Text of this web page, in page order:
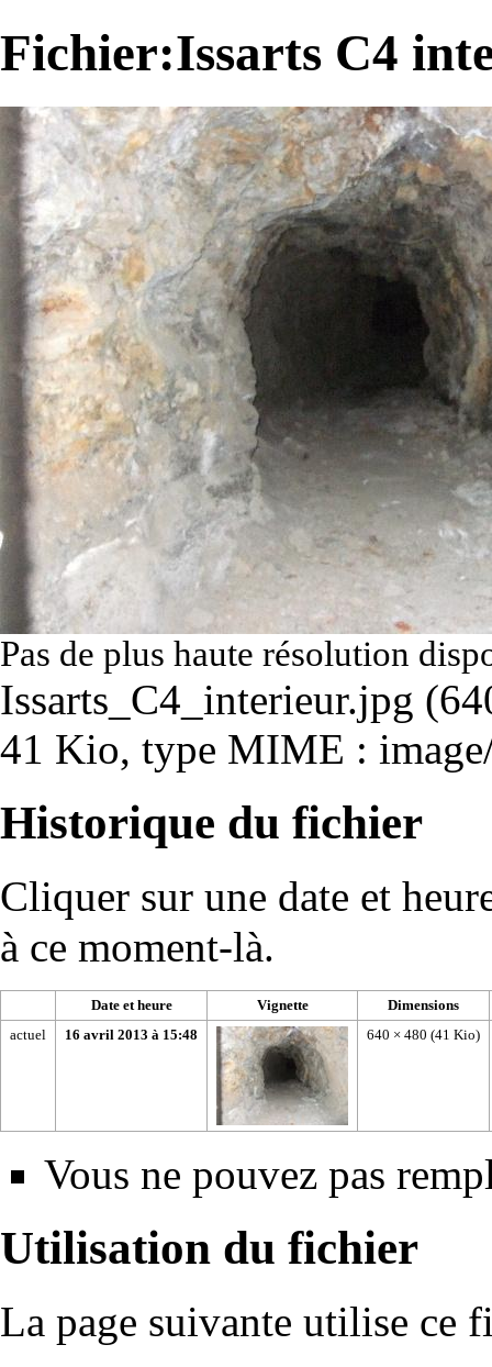
Fichier:Issarts C4
Pas de plus haute résolution
Issarts_C4_interieur.jpg
41 Kio, type MIME :
Historique du fichier
Cliquer sur une date et
à ce moment-là.
Date et heure Vignette
Dimensions
actuel
16 avril 2013 à 15:48 640 × 480 (41 Kio)
Vous ne pouvez pas
Utilisation du fichier
La page suivante utilise ce